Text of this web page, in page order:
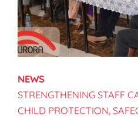
NEWS
STRENGTHENING STAFF
CHILD PROTECTION,